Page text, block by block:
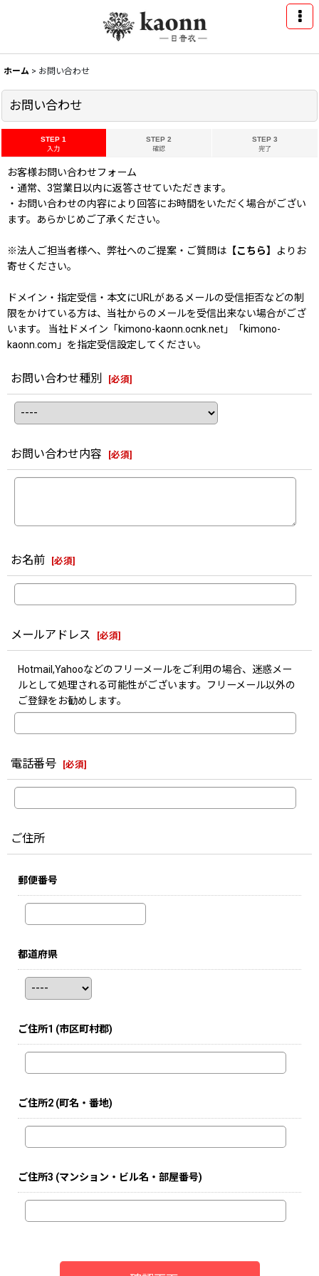
ホーム > お問い合わせ
お問い合わせ
STEP 1
入力
STEP 2
確認
STEP 3
完了
お客様お問い合わせフォーム
・通常、3営業日以内に返答させていただきます。
・お問い合わせの内容により回答にお時間をいただく場合がござい
ます。あらかじめご了承ください。
※法人ご担当者様へ、弊社へのご提案・ご質問は 【こちら】
よりお
寄せください。
ドメイン・指定受信・本文にURLがあるメールの受信拒否などの制
限をかけている方は、当社からのメールを受信出来ない場合がござ
います。 当社ドメイン「kimono-kaonn.ocnk.net」「kimono-
kaonn.com」を指定受信設定してください。
お問い合わせ種別 [必須]
お問い合わせ内容 [必須]
お名前 [必須]
メールアドレス [必須]
Hotmail,Yahooなどのフリーメールをご利用の場合、迷惑メー
ルとして処理される可能性がございます。フリーメール以外の
ご登録をお勧めします。
電話番号 [必須]
ご住所
郵便番号
都道府県
ご住所1 (市区町村郡)
ご住所2 (町名・番地)
ご住所3 (マンション・ビル名・部屋番号)